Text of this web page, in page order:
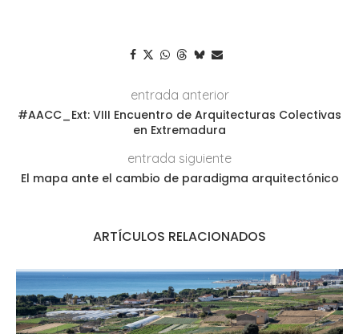
entrada anterior
#AACC_Ext: VIII Encuentro de Arquitecturas Colectivas
en Extremadura
entrada siguiente
El mapa ante el cambio de paradigma arquitectónico
ARTÍCULOS RELACIONADOS